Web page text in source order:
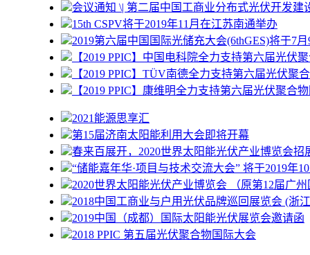
会议通知 \| 第二届中国工商业分布式光伏开发建
15th CSPV将于2019年11月在江苏南通举办
2019第六届中国国际光储充大会(6thGES)将于7
【2019 PPIC】中国电科院全力支持第六届光伏
【2019 PPIC】TÜV南德全力支持第六届光伏聚
【2019 PPIC】康维明全力支持第六届光伏聚合
2021能源思享汇
第15届济南太阳能利用大会即将开幕
春来百展开，2020世界太阳能光伏产业博览会招
“储能嘉年华·项目与技术交流大会” 将于2019年
2020世界太阳能光伏产业博览会 （原第12届广
2018中国工商业与户用光伏品牌巡回展览会 (浙
2019中国（成都）国际太阳能光伏展览会邀请函
2018 PPIC 第五届光伏聚合物国际大会